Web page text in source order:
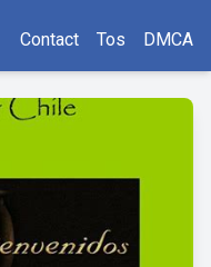
Contact Tos DMCA